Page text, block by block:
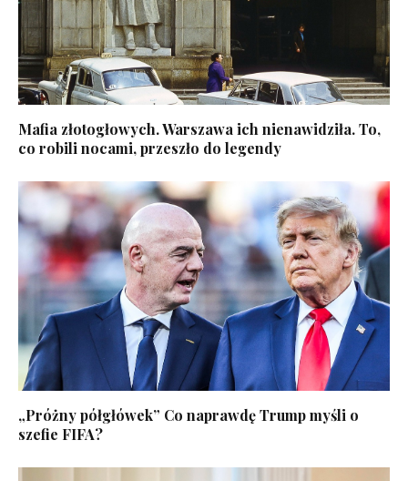
Mafia złotogłowych. Warszawa ich nienawidziła. To,
co robili nocami, przeszło do legendy
„Próżny półgłówek” Co naprawdę Trump myśli o
szefie FIFA?